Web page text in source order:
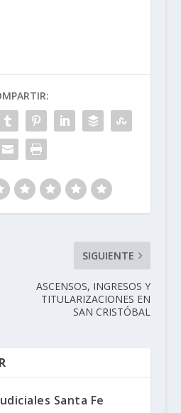
SIGUIENTE
ASCENSOS, INGRESOS Y
TITULARIZACIONES EN
SAN CRISTÓBAL
Santa Fe